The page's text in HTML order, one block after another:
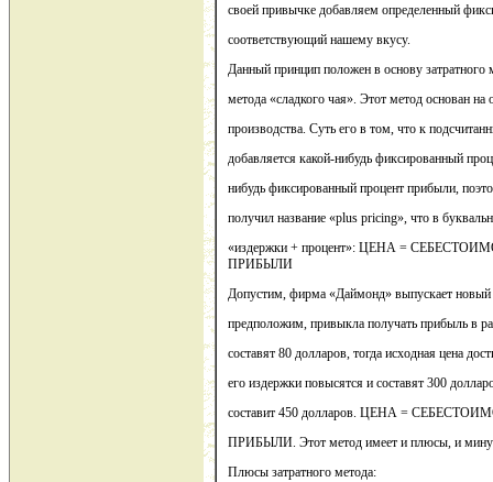
своей привычке добавляем определенный
соответствующий нашему вкусу.
Данный принцип положен в основу затратного
метода «сладкого чая». Этот метод основан на
производства. Суть его в том, что к
добавляется какой-нибудь фиксированный
нибудь фиксированный процент прибыли,
получил название «plus pricing», что в
«издержки + процент»: ЦЕНА =
ПРИБЫЛИ
Допустим, фирма «Даймонд» выпускает
предположим, привыкла получать прибыль в
составят 80 долларов, тогда исходная цена
его издержки повысятся и составят 300
составит 450 долларов. ЦЕНА =
ПРИБЫЛИ. Этот метод имеет и плюсы, и
Плюсы затратного метода: